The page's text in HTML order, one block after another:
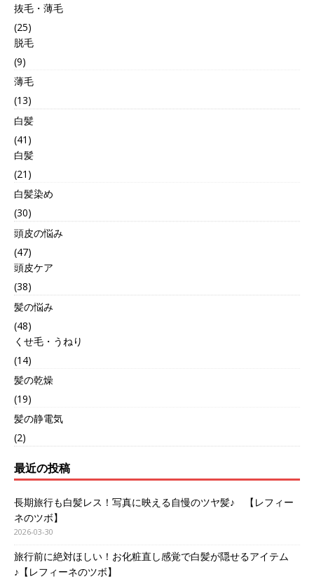
抜毛・薄毛
(25)
脱毛
(9)
薄毛
(13)
白髪
(41)
白髪
(21)
白髪染め
(30)
頭皮の悩み
(47)
頭皮ケア
(38)
髪の悩み
(48)
くせ毛・うねり
(14)
髪の乾燥
(19)
髪の静電気
(2)
最近の投稿
長期旅行も白髪レス！写真に映える自慢のツヤ髪♪ 【レフィー
ネのツボ】
2026-03-30
旅行前に絶対ほしい！お化粧直し感覚で白髪が隠せるアイテム
♪【レフィーネのツボ】